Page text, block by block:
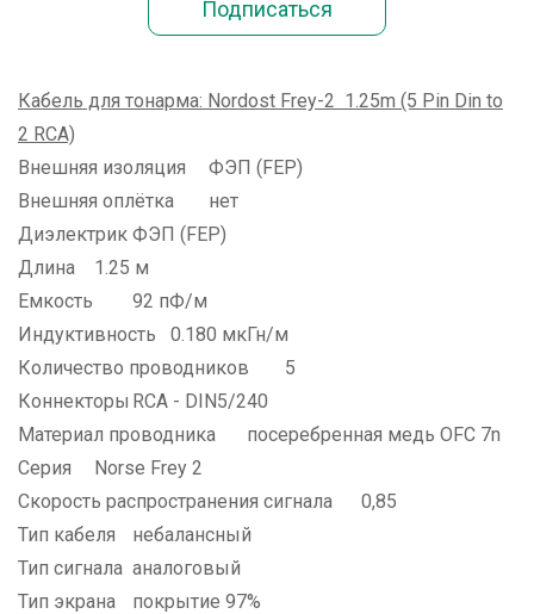
Кабель для тонарма: Nordost Frey-2 1.25m (5 Pin Din to
2 RCA)
Внешняя изоляция
ФЭП (FEP)
Внешняя оплётка
нет
Диэлектрик ФЭП (FEP)
Длина
1.25 м
Емкость
92 пФ/м
Индуктивность
0.180 мкГн/м
Количество проводников
5
Коннекторы RCA - DIN5/240
Материал проводника
посеребренная медь OFC 7n
Серия
Norse Frey 2
Скорость распространения сигнала
0,85
Тип кабеля
небалансный
Тип сигнала аналоговый
Тип экрана
покрытие 97%